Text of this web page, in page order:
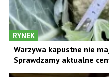
RYNEK
Warzywa kapustne nie
Sprawdzamy aktualne